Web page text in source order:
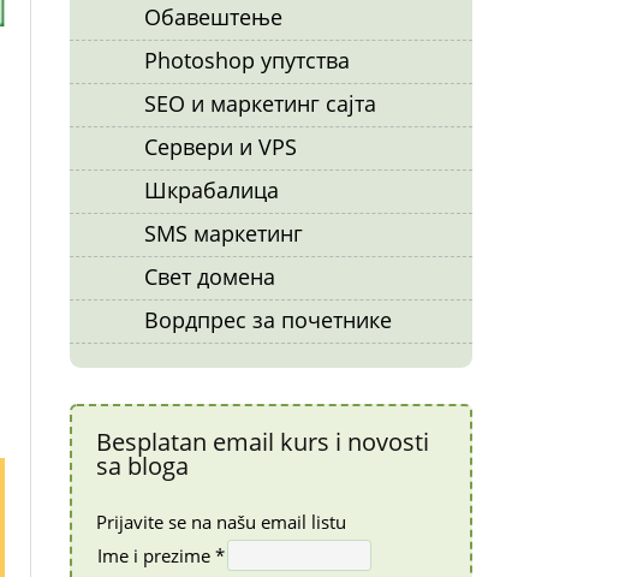
Обавештење
Photoshop упутства
SEO и маркетинг сајта
Сервери и VPS
Шкрабалица
SMS маркетинг
Свет домена
Вордпрес за почетнике
Besplatan email kurs i novosti
sa bloga
Prijavite se na našu email listu
Ime i prezime *